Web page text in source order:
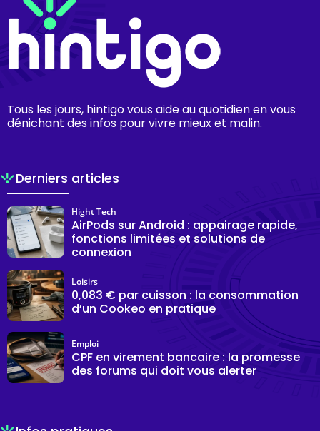
Tous les jours, hintigo vous aide au quotidien en vous
dénichant des infos pour vivre mieux et malin.
Derniers articles
AirPods sur Android : appairage rapide,
fonctions limitées et solutions de
connexion
Hight Tech
0,083 € par cuisson : la consommation
d’un Cookeo en pratique
Loisirs
CPF en virement bancaire : la promesse
des forums qui doit vous alerter
Emploi